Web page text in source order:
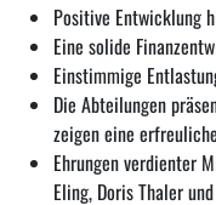
Positive Entwicklung
Eine solide
Einstimmige
Die Abteilungen
zeigen eine
Ehrungen verdienter
Eling, Doris Thaler